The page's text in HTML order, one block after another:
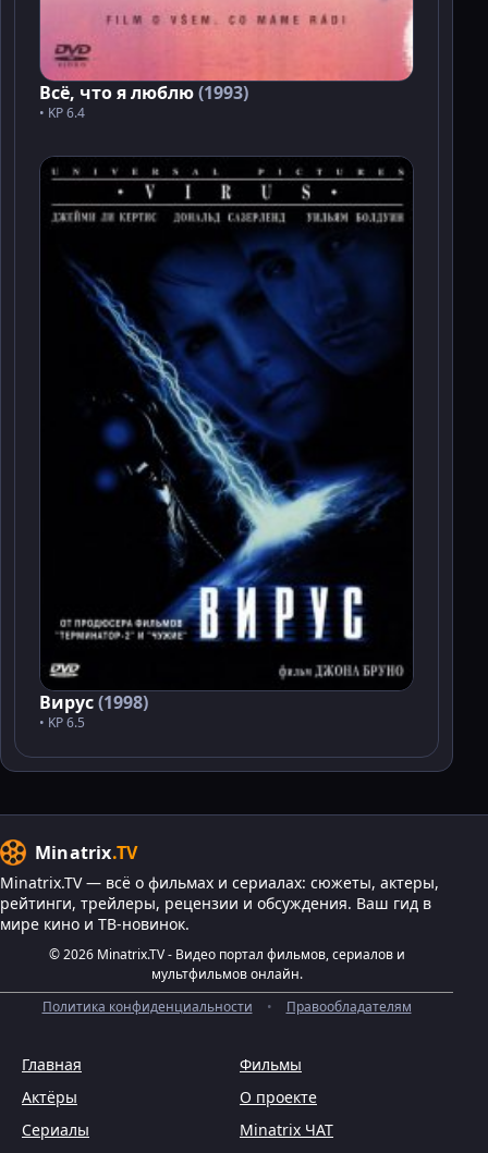
Всё, что я люблю(1993)
• KP 6.4
Вирус(1998)
• KP 6.5
Minatrix.TV
Minatrix.TV — всё о фильмах и сериалах: сюжеты, актеры,
рейтинги, трейлеры, рецензии и обсуждения. Ваш гид в
мире кино и ТВ-новинок.
© 2026 Minatrix.TV - Видео портал фильмов, сериалов и
мультфильмов онлайн.
Политика конфиденциальности
• Правообладателям
Главная
Фильмы
Актёры
О проекте
Сериалы
Minatrix ЧАТ